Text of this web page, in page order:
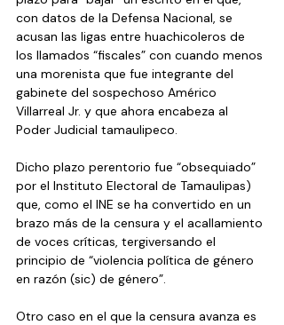
con datos de la Defensa Nacional, se
acusan las ligas entre huachicoleros de
los llamados “fiscales” con cuando menos
una morenista que fue integrante del
gabinete del sospechoso Américo
Villarreal Jr. y que ahora encabeza al
Poder Judicial tamaulipeco.
Dicho plazo perentorio fue “obsequiado”
por el Instituto Electoral de Tamaulipas)
que, como el INE se ha convertido en un
brazo más de la censura y el acallamiento
de voces críticas, tergiversando el
principio de “violencia política de género
en razón (sic) de género”.
Otro caso en el que la censura avanza es